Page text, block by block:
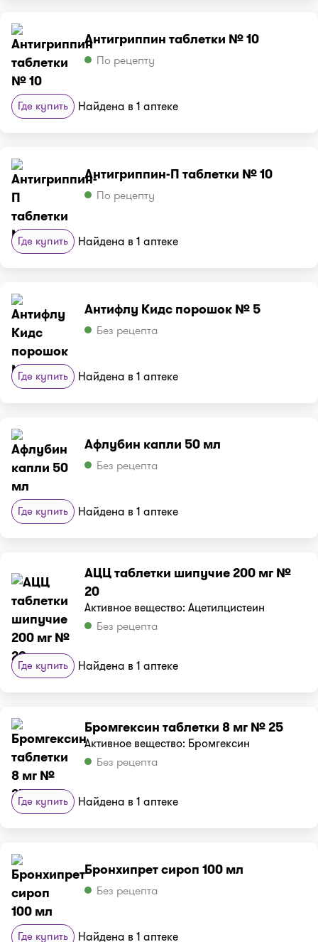
Антигриппин таблетки № 10
По рецепту
Где купить Найдена в 1 аптеке
Антигриппин-П таблетки № 10
По рецепту
Где купить Найдена в 1 аптеке
Антифлу Кидс порошок № 5
Без рецепта
Где купить Найдена в 1 аптеке
Афлубин капли 50 мл
Без рецепта
Где купить Найдена в 1 аптеке
АЦЦ таблетки шипучие 200 мг №
20
Активное вещество: Ацетилцистеин
Без рецепта
Где купить Найдена в 1 аптеке
Бромгексин таблетки 8 мг № 25
Активное вещество: Бромгексин
Без рецепта
Где купить Найдена в 1 аптеке
Бронхипрет сироп 100 мл
Без рецепта
Где купить Найдена в 1 аптеке